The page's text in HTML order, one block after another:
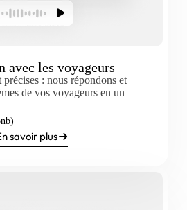
avec les voyageurs
précises : nous répondons et
de vos voyageurs en un
savoir plus